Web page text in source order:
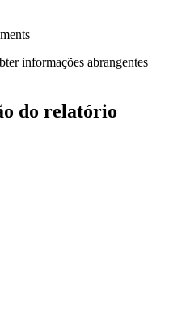
informações abrangentes
do relatório